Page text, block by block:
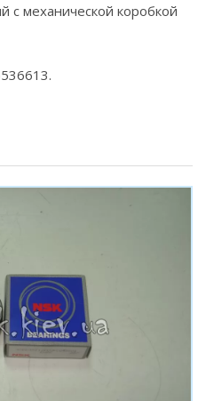
с механической коробкой